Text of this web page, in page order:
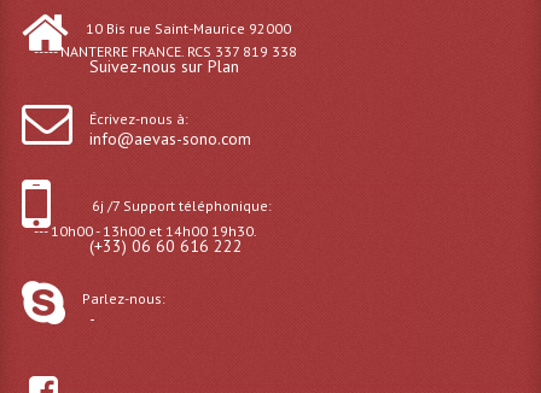
Karaoké Materiel Lecteur Etc...
Disque DVD
TARIF ET CATALOGUE DE LOCATION
10 Bis rue Saint-Maurice 92000
----- NANTERRE FRANCE. RCS 337 819 338
Suivez-nous sur Plan
Écrivez-nous à:
info@aevas-sono.com
6j /7 Support téléphonique:
--- 10h00 - 13h00 et 14h00 19h30.
(+33) 06 60 616 222
Parlez-nous:
-